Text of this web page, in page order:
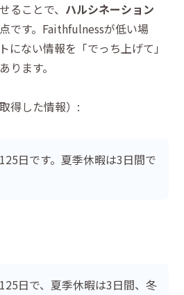
ることで、 ハルシネーション
です。Faithfulnessが低い場
にない情報を「でっち上げて」
ります。
得した情報）:
日です。夏季休暇は3日間で
日で、夏季休暇は3日間、冬